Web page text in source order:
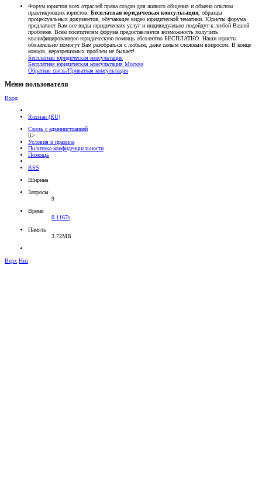
Форум юристов всех отраслей права создан для живого общения и обмена опытом
практикующих юристов. Бесплатная юридическая консультация , образцы
процессуальных документов, обучающее видео юридической тематики. Юристы форума
предлагают Вам все виды юридических услуг и индивидуально подойдут к любой Вашей
проблеме. Всем посетителям форума предоставляется возможность получить
квалифицированную юридическую помощь абсолютно БЕСПЛАТНО. Наши юристы
обязательно помогут Вам разобраться с любым, даже самым сложным вопросом. В конце
концов, неразрешимых проблем не бывает!
Бесплатная юридическая консультация
Бесплатная юридическая консультация Москва
Обратная связь/Приватная консультация
Меню пользователя
Вход
Russian (RU)
Связь с администрацией
li>
Условия и правила
Политика конфиденциальности
Помощь
RSS
Ширина
Запросы
9
Время
0.1167s
Память
3.72MB
Верх Низ